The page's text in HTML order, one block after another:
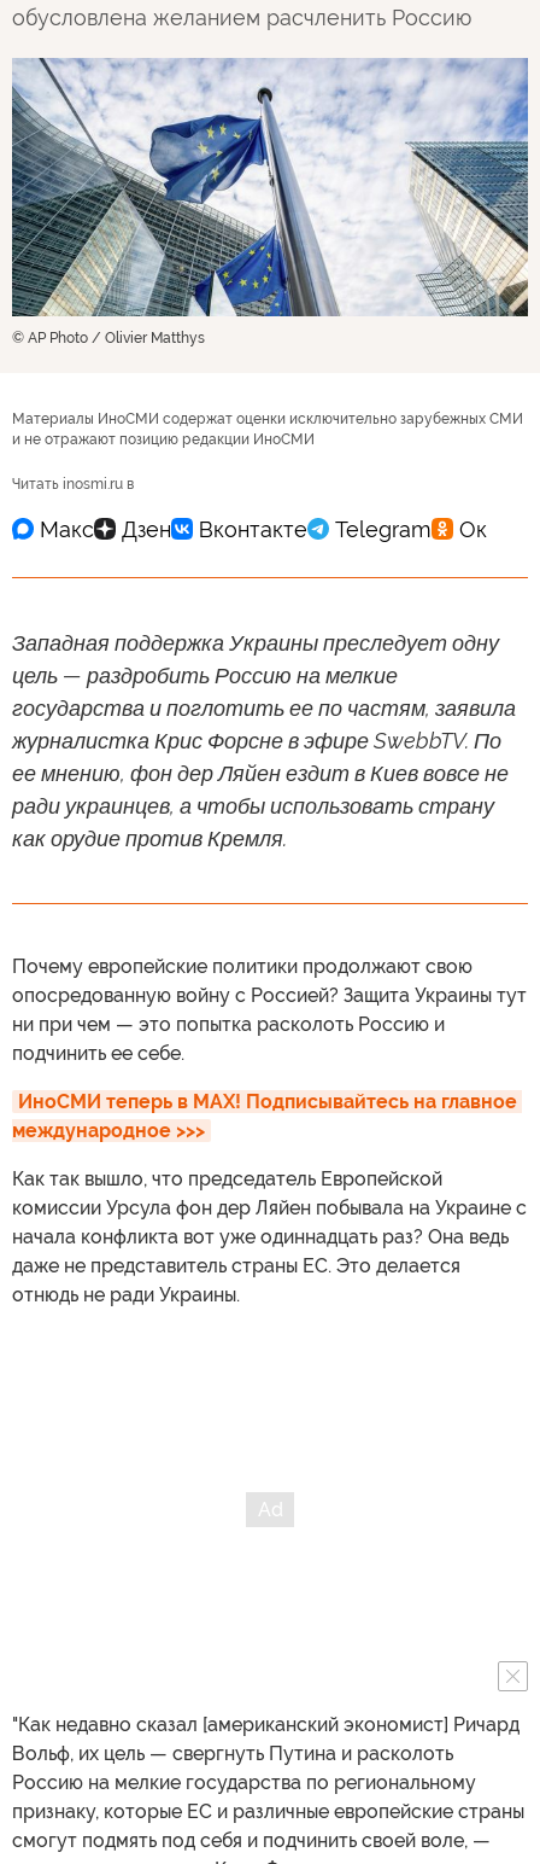
обусловлена желанием расчленить Россию
© AP Photo / Olivier Matthys
Материалы ИноСМИ содержат оценки исключительно зарубежных СМИ
и не отражают позицию редакции ИноСМИ
Читать inosmi.ru в
Западная поддержка Украины преследует одну
цель — раздробить Россию на мелкие
государства и поглотить ее по частям, заявила
журналистка Крис Форсне в эфире SwebbTV. По
ее мнению, фон дер Ляйен ездит в Киев вовсе не
ради украинцев, а чтобы использовать страну
как орудие против Кремля.
Почему европейские политики продолжают свою
опосредованную войну с Россией? Защита Украины тут
ни при чем — это попытка расколоть Россию и
подчинить ее себе.
ИноСМИ теперь в MAX! Подписывайтесь на главное
международное >>>
Как так вышло, что председатель Европейской
комиссии Урсула фон дер Ляйен побывала на Украине с
начала конфликта вот уже одиннадцать раз? Она ведь
даже не представитель страны ЕС. Это делается
отнюдь не ради Украины.
"Как недавно сказал [американский экономист] Ричард
Вольф, их цель — свергнуть Путина и расколоть
Россию на мелкие государства по региональному
признаку, которые ЕС и различные европейские страны
смогут подмять под себя и подчинить своей воле, —